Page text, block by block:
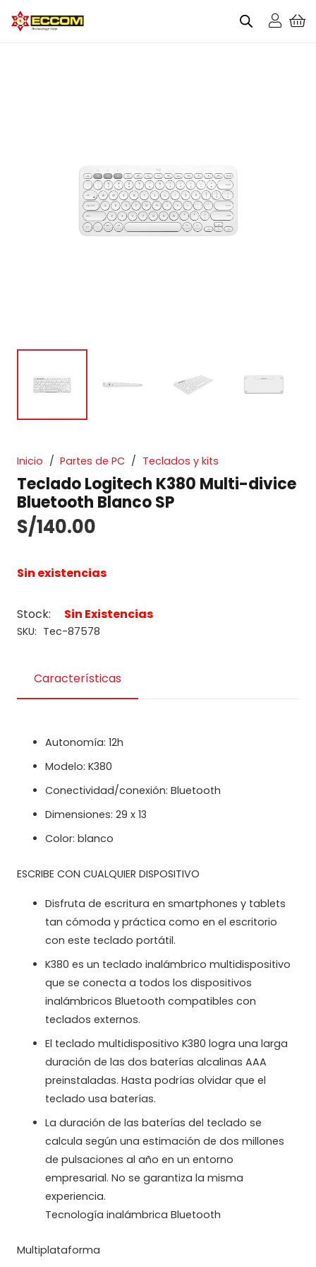
Inicio / Partes de PC / Teclados y kits
Teclado Logitech K380 Multi-divice
Bluetooth Blanco SP
S/140.00
Sin existencias
Stock: Sin Existencias
SKU: Tec-87578
Características
Autonomía: 12h
Modelo: K380
Conectividad/conexión: Bluetooth
Dimensiones: 29 x 13
Color: blanco
ESCRIBE CON CUALQUIER DISPOSITIVO
Disfruta de escritura en smartphones y tablets
tan cómoda y práctica como en el escritorio
con este teclado portátil.
K380 es un teclado inalámbrico multidispositivo
que se conecta a todos los dispositivos
inalámbricos Bluetooth compatibles con
teclados externos.
El teclado multidispositivo K380 logra una larga
duración de las dos baterías alcalinas AAA
preinstaladas. Hasta podrías olvidar que el
teclado usa baterías.
La duración de las baterías del teclado se
calcula según una estimación de dos millones
de pulsaciones al año en un entorno
empresarial. No se garantiza la misma
experiencia.
Tecnología inalámbrica Bluetooth
Multiplataforma